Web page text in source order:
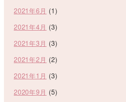
2021年6月 (1)
2021年4月 (3)
2021年3月 (3)
2021年2月 (2)
2021年1月 (3)
2020年9月 (5)